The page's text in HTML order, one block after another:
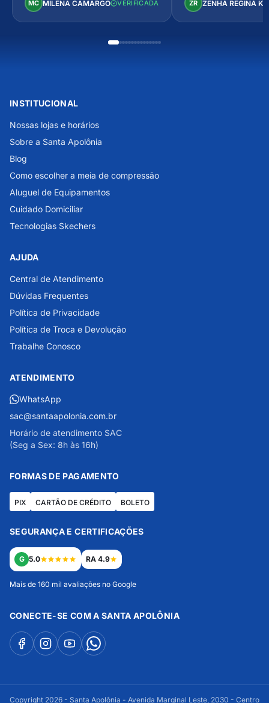
MC MILENA CAMARGO VERIFICADA ZR ZENHA REGINA
INSTITUCIONAL
Nossas lojas e horários
Sobre a Santa Apolônia
Blog
Como escolher a meia de compressão
Aluguel de Equipamentos
Cuidado Domiciliar
Tecnologias Skechers
AJUDA
Central de Atendimento
Dúvidas Frequentes
Política de Privacidade
Política de Troca e Devolução
Trabalhe Conosco
ATENDIMENTO
WhatsApp
sac@santaapolonia.com.br
Horário de atendimento SAC
(Seg a Sex: 8h às 16h)
FORMAS DE PAGAMENTO
PIX CARTÃO DE CRÉDITO BOLETO
SEGURANÇA E CERTIFICAÇÕES
G 5.0 RA 4.9
Mais de 160 mil avaliações no Google
CONECTE-SE COM A SANTA APOLÔNIA
Copyright 2026 - Santa Apolônia - Avenida Marginal Leste, 2030 - Centro